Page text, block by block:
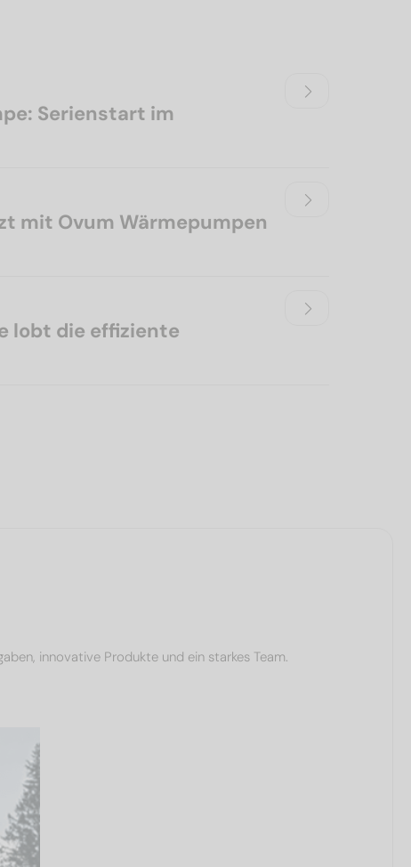
Serienstart im
mit Ovum Wärmepumpen
lobt die effiziente
innovative Produkte und ein starkes Team.